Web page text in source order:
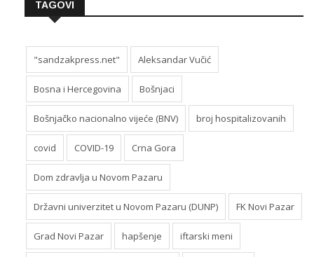
TAGOVI
"sandzakpress.net" Aleksandar Vučić
Bosna i Hercegovina Bošnjaci
Bošnjačko nacionalno vijeće (BNV) broj hospitalizovanih
covid COVID-19 Crna Gora
Dom zdravlja u Novom Pazaru
Državni univerzitet u Novom Pazaru (DUNP) FK Novi Pazar
Grad Novi Pazar hapšenje iftarski meni